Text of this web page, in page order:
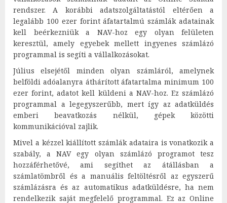
rendszer. A korábbi adatszolgáltatástól eltérően a
legalább 100 ezer forint áfatartalmú számlák adatainak
kell beérkezniük a NAV-hoz egy olyan felületen
keresztül, amely egyebek mellett ingyenes számlázó
programmal is segíti a vállalkozásokat.
Július elsejétől minden olyan számláról, amelynek
belföldi adóalanyra áthárított áfatartalma minimum 100
ezer forint, adatot kell küldeni a NAV-hoz. Ez számlázó
programmal a legegyszerűbb, mert így az adatküldés
emberi beavatkozás nélkül, gépek közötti
kommunikációval zajlik.
Mivel a kézzel kiállított számlák adataira is vonatkozik a
szabály, a NAV egy olyan számlázó programot tesz
hozzáférhetővé, ami segíthet az átállásban a
számlatömbről és a manuális feltöltésről az egyszerű
számlázásra és az automatikus adatküldésre, ha nem
rendelkezik saját megfelelő programmal. Ez az Online